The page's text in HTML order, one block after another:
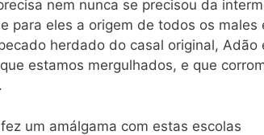
nem nunca se precisou da
para eles a origem de todos os males
herdado do casal original, Adão
estamos mergulhados, e que
um amálgama com estas escolas